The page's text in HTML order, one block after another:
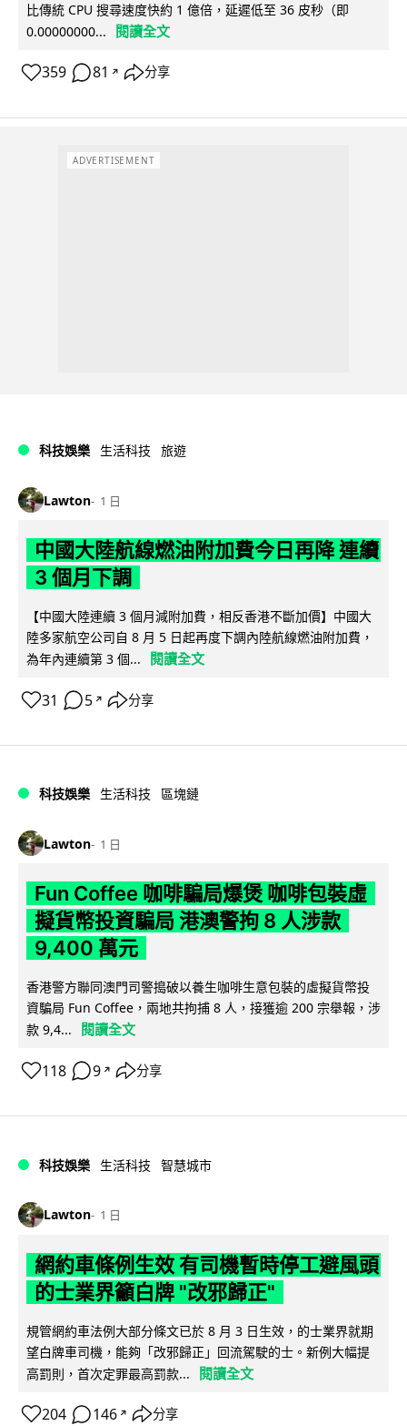
比傳統 CPU 搜尋速度快約 1 億倍，延遲低至 36 皮秒（即
0.00000000...
閱讀全文
359 81 ↗ 分享
ADVERTISEMENT
科技娛樂 生活科技 旅遊
Lawton 1 日
中國大陸航線燃油附加費今日再降 連續
3 個月下調
【中國大陸連續 3 個月減附加費，相反香港不斷加價】中國大
陸多家航空公司自 8 月 5 日起再度下調內陸航線燃油附加費，
為年內連續第 3 個...
閱讀全文
31 5 ↗ 分享
科技娛樂 生活科技 區塊鏈
Lawton 1 日
Fun Coffee 咖啡騙局爆煲 咖啡包裝虛
擬貨幣投資騙局 港澳警拘 8 人涉款
9,400 萬元
香港警方聯同澳門司警搗破以養生咖啡生意包裝的虛擬貨幣投
資騙局 Fun Coffee，兩地共拘捕 8 人，接獲逾 200 宗舉報，涉
款 9,4...
閱讀全文
118 9 ↗ 分享
科技娛樂 生活科技 智慧城市
Lawton 1 日
網約車條例生效 有司機暫時停工避風頭
的士業界籲白牌 "改邪歸正"
規管網約車法例大部分條文已於 8 月 3 日生效，的士業界就期
望白牌車司機，能夠「改邪歸正」回流駕駛的士。新例大幅提
高罰則，首次定罪最高罰款...
閱讀全文
204 146 ↗ 分享